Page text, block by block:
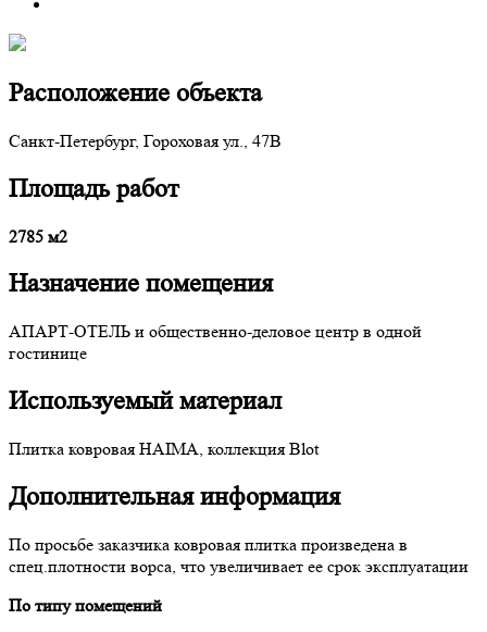
Расположение объекта
Санкт-Петербург, Гороховая ул., 47В
Площадь работ
2785 м2
Назначение помещения
АПАРТ-ОТЕЛЬ и общественно-деловое центр в одной
гостинице
Используемый материал
Плитка ковровая HAIMA, коллекция Blot
Дополнительная информация
По просьбе заказчика ковровая плитка произведена в
спец.плотности ворса, что увеличивает ее срок эксплуатации
По типу помещений